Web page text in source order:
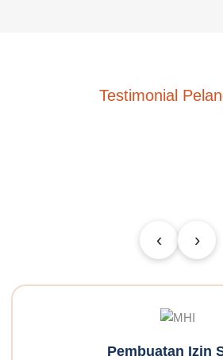
Testimonial
‹ ›
Pembuatan Izin